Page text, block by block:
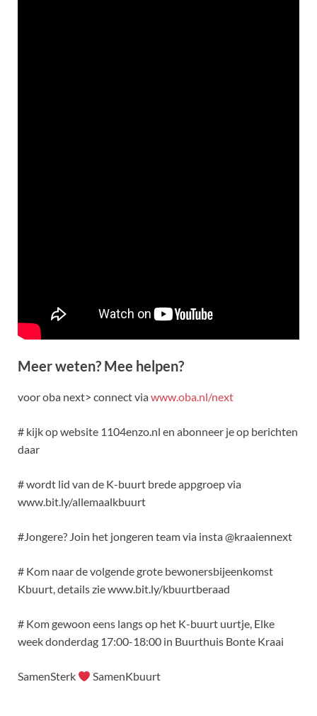
Meer weten? Mee helpen?
voor oba next> connect viawww.oba.nl/next
# kijk op website 1104enzo.nl en abonneer je op berichten
daar
# wordt lid van de K-buurt brede appgroep via
www.bit.ly/allemaalkbuurt
#Jongere? Join het jongeren team via insta @kraaiennext
# Kom naar de volgende grote bewonersbijeenkomst
Kbuurt, details zie www.bit.ly/kbuurtberaad
# Kom gewoon eens langs op het K-buurt uurtje, Elke
week donderdag 17:00-18:00 in Buurthuis Bonte Kraai
SamenSterk SamenKbuurt